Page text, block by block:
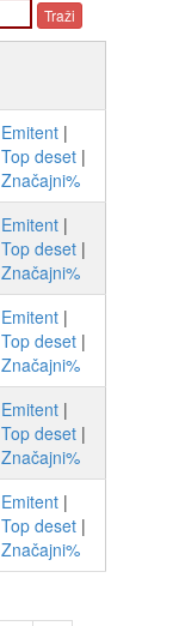
Emitent |
Top deset |
Značajni%
Emitent |
Top deset |
Značajni%
Emitent |
Top deset |
Značajni%
Emitent |
Top deset |
Značajni%
Emitent |
Top deset |
Značajni%